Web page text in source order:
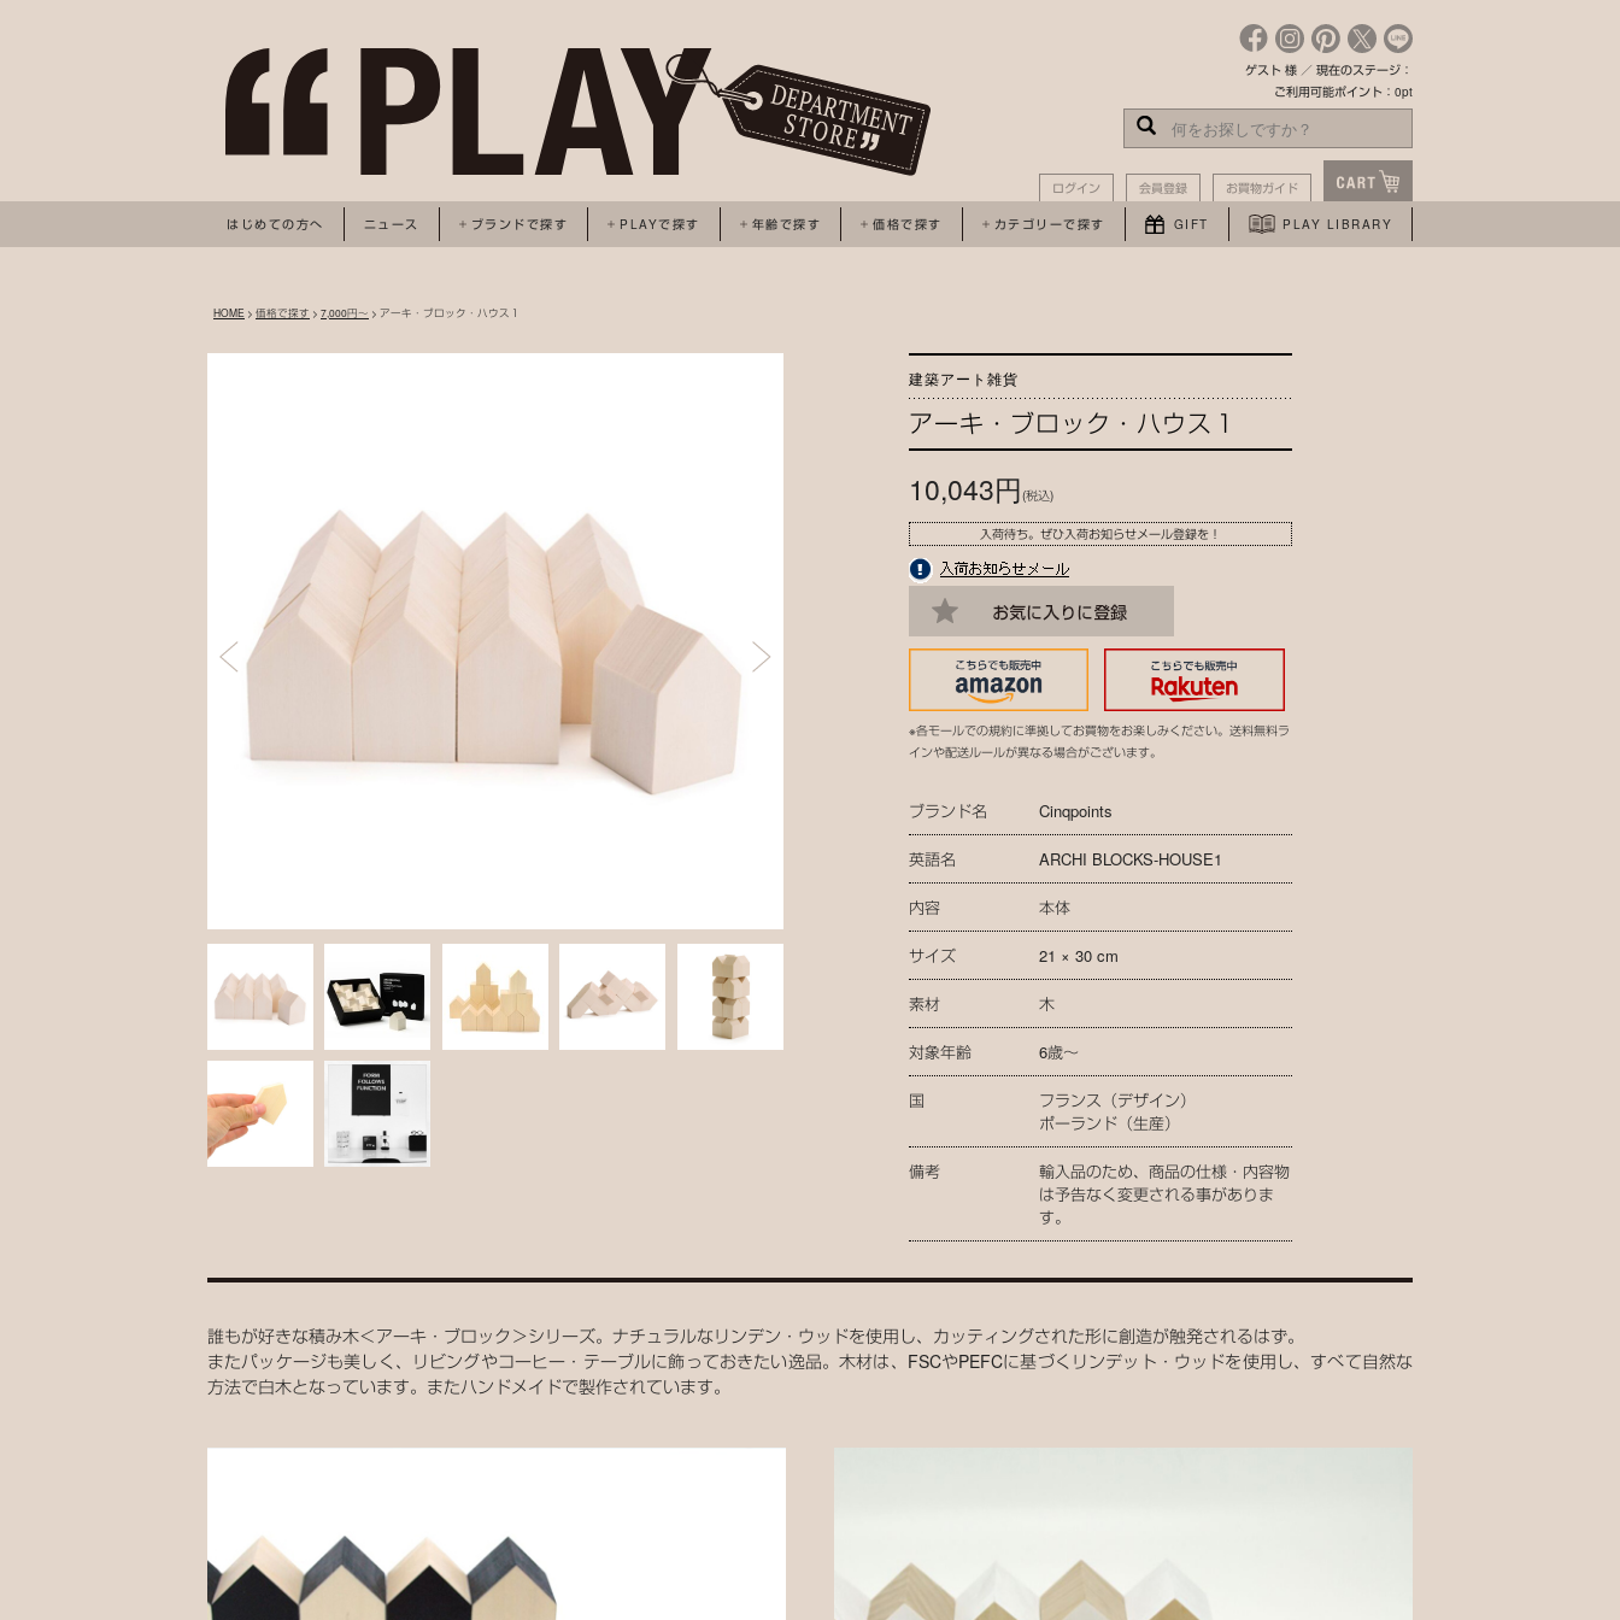
ゲスト 様 ／ 現在のステージ：
ご利用可能ポイント：0pt
ログイン 会員登録 お買物ガイド
はじめての方へ ニュース ブランドで探す PLAYで探す 年齢で探す 価格で探す カテゴリーで探す GIFT PLAY LIBRARY
HOME > 価格で探す > 7,000円～ > アーキ・ブロック・ハウス１
※各モールでの規約に準拠してお買物をお楽しみください。送料無料ラ
インや配送ルールが異なる場合がございます。
ブランド名 Cinqpoints
英語名 ARCHI BLOCKS-HOUSE1
内容 本体
サイズ 21 × 30 cm
素材 木
対象年齢 6歳～
国
フランス（デザイン）
ポーランド（生産）
備考
輸入品のため、商品の仕様・内容物
は予告なく変更される事がありま
す。
建築アート雑貨
アーキ・ブロック・ハウス１
10,043円(税込)
入荷待ち。ぜひ入荷お知らせメール登録を！
誰もが好きな積み木＜アーキ・ブロック＞シリーズ。ナチュラルなリンデン・ウッドを使用し、カッティングされた形に創造が触発されるはず。
またパッケージも美しく、リビングやコーヒー・テーブルに飾っておきたい逸品。木材は、FSCやPEFCに基づくリンデット・ウッドを使用し、すべて自然な
方法で白木となっています。またハンドメイドで製作されています。